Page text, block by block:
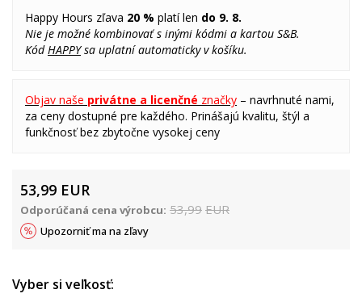
Happy Hours zľava 20 % platí len do 9. 8.
Nie je možné kombinovať s inými kódmi a kartou S&B.
KódHAPPYsa uplatní automaticky v košíku.
Objav naše privátne a licenčné značky – navrhnuté nami,
za ceny dostupné pre každého. Prinášajú kvalitu, štýl a
funkčnosť bez zbytočne vysokej ceny
53,99 EUR
Odporúčaná cena výrobcu: 53,99 EUR
Upozorniť ma na zľavy
Vyber si veľkosť: